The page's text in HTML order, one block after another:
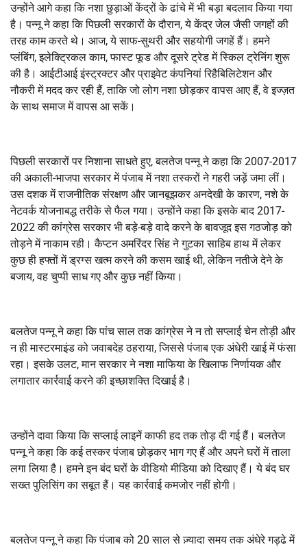
उन्होंने आगे कहा कि नशा छुड़ाओं केंद्रों के ढांचे में भी बड़ा बदलाव किया गया
है। पन्नू ने कहा कि पिछली सरकारों के दौरान, ये केंद्र जेल जैसी जगहों की
तरह काम करते थे। आज, ये साफ-सुथरी और सहयोगी जगहें हैं। हमने
प्लंबिंग, इलेक्ट्रिकल काम, फास्ट फूड और दूसरे ट्रेड में स्किल ट्रेनिंग शुरू
की है। आईटीआई इंस्ट्रक्टर और प्राइवेट कंपनियां रिहैबिलिटेशन और
नौकरी में मदद कर रही हैं, ताकि जो लोग नशा छोड़कर वापस आए हैं, वे इज्ज़त
के साथ समाज में वापस आ सकें।
पिछली सरकारों पर निशाना साधते हुए, बलतेज पन्नू ने कहा कि 2007-2017
की अकाली-भाजपा सरकार में पंजाब में नशा तस्करों ने गहरी जड़ें जमा लीं।
उस दशक में राजनीतिक संरक्षण और जानबूझकर अनदेखी के कारण, नशे के
नेटवर्क योजनाबद्ध तरीके से फैल गया। उन्होंने कहा कि इसके बाद 2017-
2022 की कांग्रेस सरकार भी बड़े-बड़े वादे करने के बावजूद इस गठजोड़ को
तोड़ने में नाकाम रही। कैप्टन अमरिंदर सिंह ने गुटका साहिब हाथ में लेकर
कुछ ही हफ्तों में ड्रग्स खत्म करने की कसम खाई थी, लेकिन नतीजे देने के
बजाय, वह चुप्पी साध गए और कुछ नहीं किया।
बलतेज पन्नू ने कहा कि पांच साल तक कांग्रेस ने न तो सप्लाई चेन तोड़ी और
न ही मास्टरमाइंड को जवाबदेह ठहराया, जिससे पंजाब एक अंधेरी खाई में फंसा
रहा। इसके उलट, मान सरकार ने नशा माफिया के खिलाफ निर्णायक और
लगातार कार्रवाई करने की इच्छाशक्ति दिखाई है।
उन्होंने दावा किया कि सप्लाई लाइनें काफी हद तक तोड़ दी गई हैं। बलतेज
पन्नू ने कहा कि कई तस्कर पंजाब छोड़कर भाग गए हैं और अपने घरों में ताला
लगा लिया है। हमने इन बंद घरों के वीडियो मीडिया को दिखाए हैं। ये बंद घर
सख्त पुलिसिंग का सबूत हैं। यह कार्रवाई कमजोर नहीं होगी।
बलतेज पन्नू ने कहा कि पंजाब को 20 साल से ज़्यादा समय तक अंधेरे गड्ढे में